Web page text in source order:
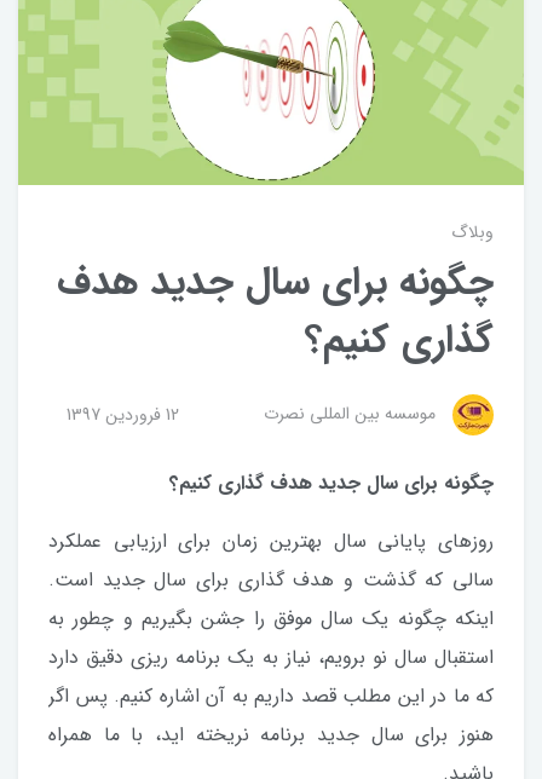
وبلاگ
چگونه برای سال جدید هدف
گذاری کنیم؟
موسسه بین المللی نصرت 12 فروردین 1397
چگونه برای سال جدید هدف گذاری کنیم؟
روزهای پایانی سال بهترین زمان برای ارزیابی عملکرد
سالی که گذشت و هدف گذاری برای سال جدید است.
اینکه چگونه یک سال موفق را جشن بگیریم و چطور به
استقبال سال نو برویم، نیاز به یک برنامه ریزی دقیق دارد
که ما در این مطلب قصد داریم به آن اشاره کنیم. پس اگر
هنوز برای سال جدید برنامه نریخته اید، با ما همراه